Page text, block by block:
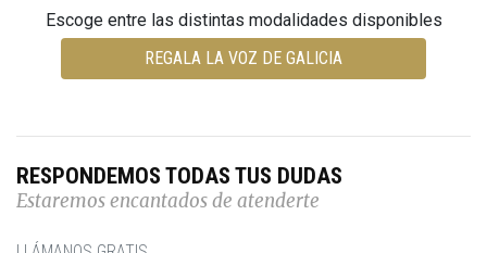
Escoge entre las distintas modalidades disponibles
REGALA LA VOZ DE GALICIA
RESPONDEMOS TODAS TUS DUDAS
Estaremos encantados de atenderte